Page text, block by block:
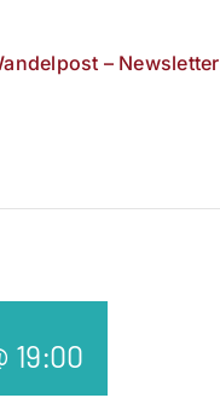
– Newsletter
19:00